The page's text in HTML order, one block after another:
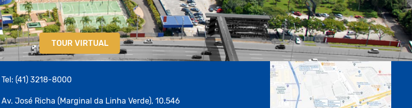
TOUR VIRTUAL
Tel: (41) 3218-8000
Av. José Richa (Marginal da Linha Verde), 10.546